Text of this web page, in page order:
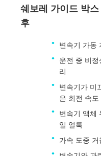
쉐보레 가이드 박
후
변속기 가동
운전 중 비
리
변속기가 미
은 회전 속도
변속기 액체
일 얼룩
가속 도중